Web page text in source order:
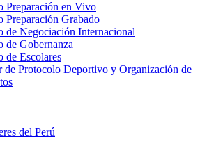
Preparación en Vivo
Preparación Grabado
de Negociación Internacional
de Gobernanza
de Escolares
de Protocolo Deportivo y Organización de
del Perú